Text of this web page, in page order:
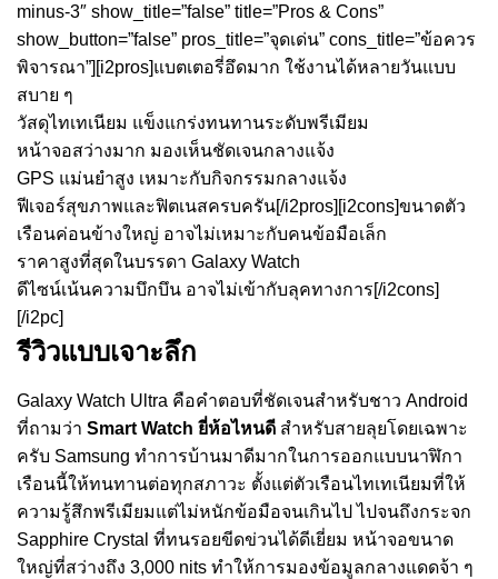
minus-3″ show_title=”false” title=”Pros & Cons”
show_button=”false” pros_title=”จุดเด่น” cons_title=”ข้อควร
พิจารณา”][i2pros]แบตเตอรี่อึดมาก ใช้งานได้หลายวันแบบ
สบาย ๆ
วัสดุไทเทเนียม แข็งแกร่งทนทานระดับพรีเมียม
หน้าจอสว่างมาก มองเห็นชัดเจนกลางแจ้ง
GPS แม่นยำสูง เหมาะกับกิจกรรมกลางแจ้ง
ฟีเจอร์สุขภาพและฟิตเนสครบครัน[/i2pros][i2cons]ขนาดตัว
เรือนค่อนข้างใหญ่ อาจไม่เหมาะกับคนข้อมือเล็ก
ราคาสูงที่สุดในบรรดา Galaxy Watch
ดีไซน์เน้นความบึกบึน อาจไม่เข้ากับลุคทางการ[/i2cons]
[/i2pc]
รีวิวแบบเจาะลึก
Galaxy Watch Ultra คือคำตอบที่ชัดเจนสำหรับชาว Android
ที่ถามว่า Smart Watch ยี่ห้อไหนดี สำหรับสายลุยโดยเฉพาะ
ครับ Samsung ทำการบ้านมาดีมากในการออกแบบนาฬิกา
เรือนนี้ให้ทนทานต่อทุกสภาวะ ตั้งแต่ตัวเรือนไทเทเนียมที่ให้
ความรู้สึกพรีเมียมแต่ไม่หนักข้อมือจนเกินไป ไปจนถึงกระจก
Sapphire Crystal ที่ทนรอยขีดข่วนได้ดีเยี่ยม หน้าจอขนาด
ใหญ่ที่สว่างถึง 3,000 nits ทำให้การมองข้อมูลกลางแดดจ้า ๆ